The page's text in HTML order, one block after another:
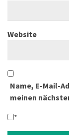
Website
Name, E-Mail-
meinen
*